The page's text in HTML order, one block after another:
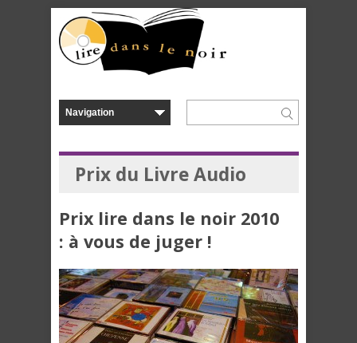
Prix du Livre Audio
Prix lire dans le noir 2010
: à vous de juger !